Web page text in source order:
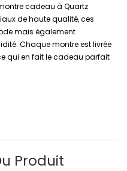
cadeau à Quartz
de haute qualité, ces
mais également
Chaque montre est livrée
qui en fait le cadeau parfait
Produit